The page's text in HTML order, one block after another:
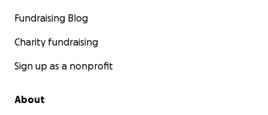
Fundraising Blog
Charity fundraising
Sign up as a nonprofit
About